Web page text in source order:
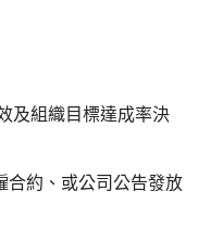
及組織目標達成率決
合約、或公司公告發放